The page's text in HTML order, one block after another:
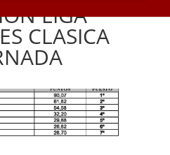
LIGA
CLASICA